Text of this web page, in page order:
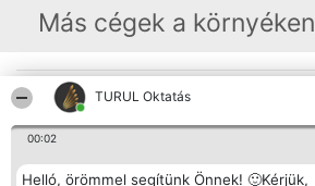
TURUL Oktatás
00:02
Helló, örömmel segítünk Önnek! 🙂Kérjük,
Más cégek a környéken
Rangsorszervező
SC Beautiful Company S.R.L.
Bulevardul Aleea Timișul De
Sus Nr. 2, Bl. A30, Sc. A, Et.
Bukarest 53-238
Az összes
Szabályok